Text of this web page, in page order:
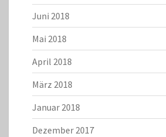
Juni 2018
Mai 2018
April 2018
März 2018
Januar 2018
Dezember 2017